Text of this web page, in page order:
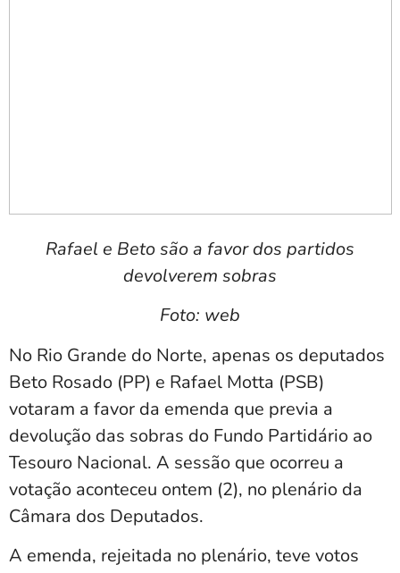
Rafael e Beto são a favor dos partidos
devolverem sobras
Foto: web
No Rio Grande do Norte, apenas os deputados
Beto Rosado (PP) e Rafael Motta (PSB)
votaram a favor da emenda que previa a
devolução das sobras do Fundo Partidário ao
Tesouro Nacional. A sessão que ocorreu a
votação aconteceu ontem (2), no plenário da
Câmara dos Deputados.
A emenda, rejeitada no plenário, teve votos